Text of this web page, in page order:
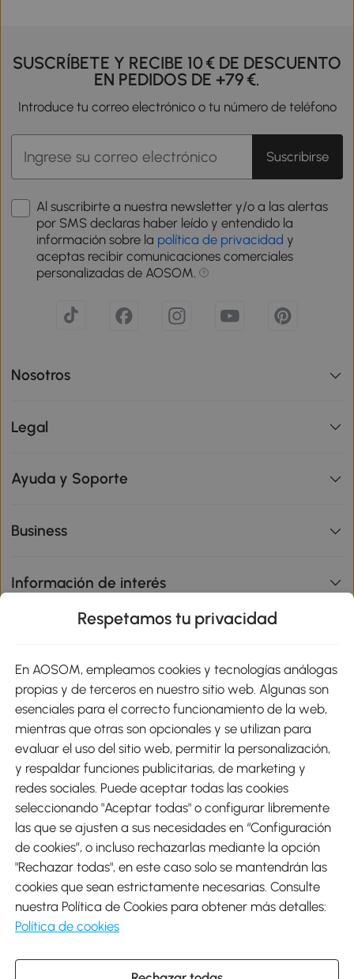
SUSCRÍBETE Y RECIBE 10 € DE DESCUENTO
EN PEDIDOS DE +79 €.
Introduce tu correo electrónico o tu número de teléfono
Suscribirse
Al suscribirte a nuestra newsletter y/o a las alertas
por SMS declaras haber leído y entendido la
información sobre la política de privacidad y
aceptas recibir comunicaciones comerciales
personalizadas de AOSOM.
Nosotros
Legal
Ayuda y Soporte
Business
Información de interés
Métodos de Pago
Envíos
Descargar Aosom App
Google Play
Respetamos tu privacidad
En AOSOM, empleamos cookies y tecnologías análogas
propias y de terceros en nuestro sitio web. Algunas son
esenciales para el correcto funcionamiento de la web,
mientras que otras son opcionales y se utilizan para
evaluar el uso del sitio web, permitir la personalización,
y respaldar funciones publicitarias, de marketing y
redes sociales. Puede aceptar todas las cookies
seleccionando "Aceptar todas" o configurar libremente
las que se ajusten a sus necesidades en “Configuración
de cookies”, o incluso rechazarlas mediante la opción
"Rechazar todas", en este caso solo se mantendrán las
cookies que sean estrictamente necesarias. Consulte
nuestra Política de Cookies para obtener más detalles:
Política de cookies